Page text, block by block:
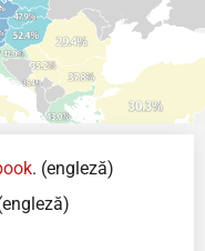
. (engleză)